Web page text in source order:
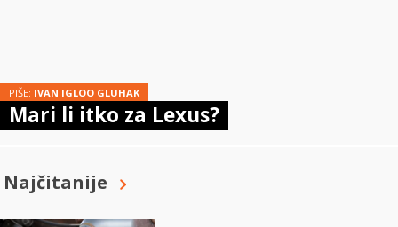
PIŠE: IVAN IGLOO GLUHAK
Mari li itko za Lexus?
Najčitanije